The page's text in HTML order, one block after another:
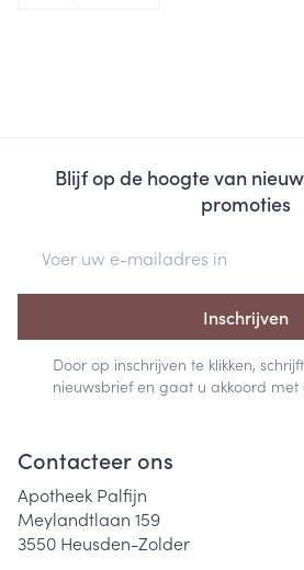
Blijf op de hoogte van
promoties
Inschrijven
Door op inschrijven te klikken,
nieuwsbrief en gaat u akkoord met
Contacteer ons
Apotheek Palfijn
Meylandtlaan 159
3550 Heusden-Zolder